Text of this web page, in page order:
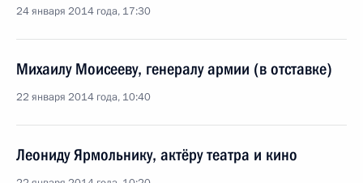
24 января 2014 года, 17:30
Михаилу Моисееву, генералу армии (в отставке)
22 января 2014 года, 10:40
Леониду Ярмольнику, актёру театра и кино